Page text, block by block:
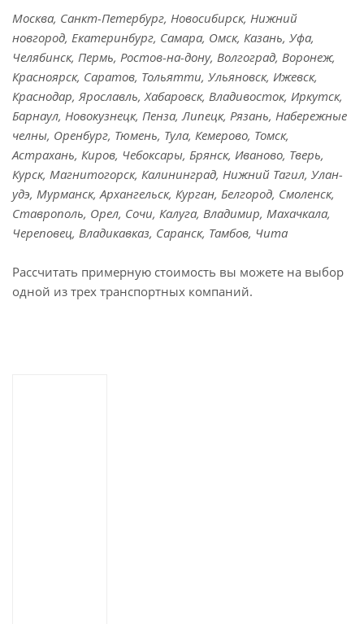
Москва, Санкт-Петербург, Новосибирск, Нижний
новгород, Екатеринбург, Самара, Омск, Казань, Уфа,
Челябинск, Пермь, Ростов-на-дону, Волгоград, Воронеж,
Красноярск, Саратов, Тольятти, Ульяновск, Ижевск,
Краснодар, Ярославль, Хабаровск, Владивосток, Иркутск,
Барнаул, Новокузнецк, Пенза, Липецк, Рязань, Набережные
челны, Оренбург, Тюмень, Тула, Кемерово, Томск,
Астрахань, Киров, Чебоксары, Брянск, Иваново, Тверь,
Курск, Магнитогорск, Калининград, Нижний Тагил, Улан-
удэ, Мурманск, Архангельск, Курган, Белгород, Смоленск,
Ставрополь, Орел, Сочи, Калуга, Владимир, Махачкала,
Череповец, Владикавказ, Саранск, Тамбов, Чита
Рассчитать примерную стоимость вы можете на выбор
одной из трех транспортных компаний.